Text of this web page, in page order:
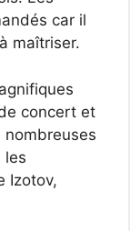
car il
maîtriser.
concert et
nombreuses
les
Izotov,